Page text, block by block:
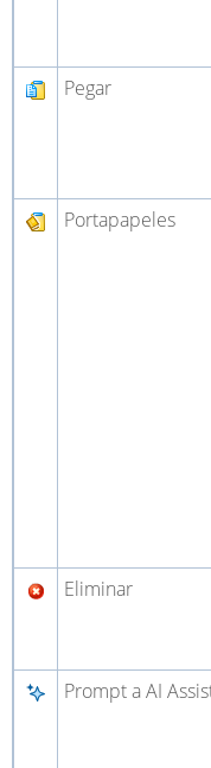
Pegar
Portapapeles
Eliminar
Prompt a AI